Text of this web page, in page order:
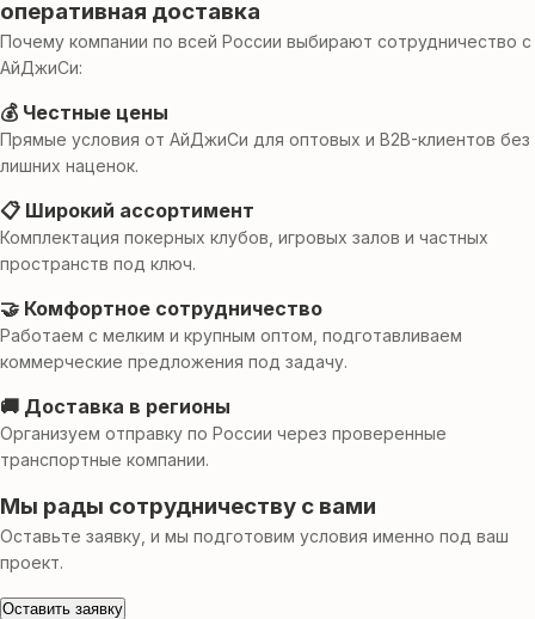
оперативная доставка
Почему компании по всей России выбирают сотрудничество с
АйДжиСи:
💰 Честные цены
Прямые условия от АйДжиСи для оптовых и B2B-клиентов без
лишних наценок.
📋 Широкий ассортимент
Комплектация покерных клубов, игровых залов и частных
пространств под ключ.
🤝 Комфортное сотрудничество
Работаем с мелким и крупным оптом, подготавливаем
коммерческие предложения под задачу.
🚚 Доставка в регионы
Организуем отправку по России через проверенные
транспортные компании.
Мы рады сотрудничеству с вами
Оставьте заявку, и мы подготовим условия именно под ваш
проект.
Оставить заявку